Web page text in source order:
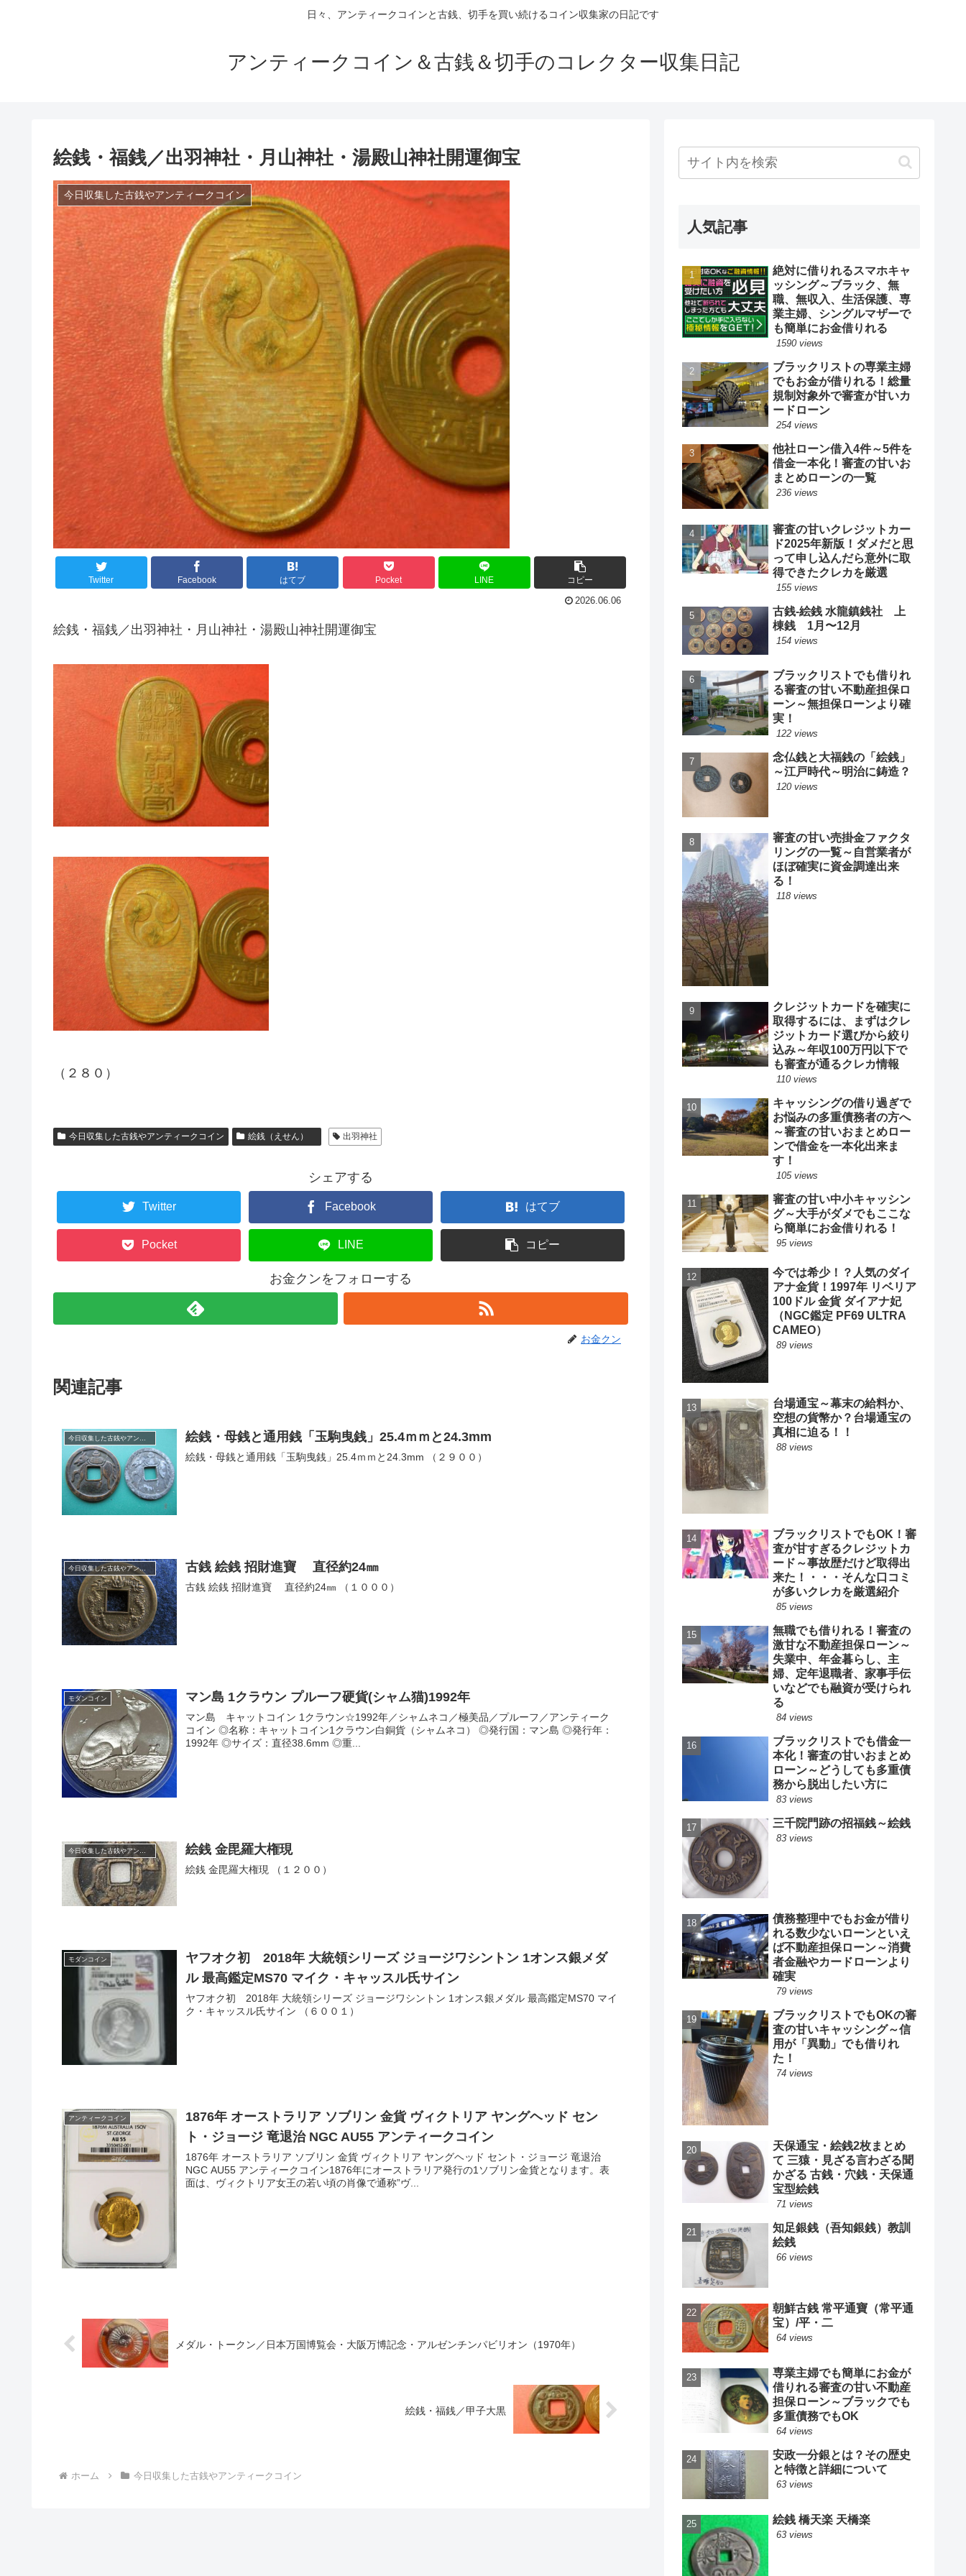
日々、アンティークコインと古銭、切手を買い続けるコイン収集家の日記です
アンティークコイン＆古銭＆切手のコレクター収集日記
絵銭・福銭／出羽神社・月山神社・湯殿山神社開運御宝
今日収集した古銭やアンティークコイン
Twitter Facebook はてブ Pocket LINE コピー
2026.06.06
絵銭・福銭／出羽神社・月山神社・湯殿山神社開運御宝
（２８０）
今日収集した古銭やアンティークコイン 絵銭（えせん） 出羽神社
シェアする
Twitter Facebook はてブ
Pocket LINE コピー
お金クンをフォローする
お金クン
関連記事
絵銭・母銭と通用銭「玉駒曳銭」25.4ｍｍと24.3mm
絵銭・母銭と通用銭「玉駒曳銭」25.4ｍｍと24.3mm （２９００）
今日収集した古銭やアンティークコイン 古銭 絵銭 招財進寶 直径約24㎜
古銭 絵銭 招財進寶 直径約24㎜ （１０００）
モダンコイン マン島 1クラウン プルーフ硬貨(シャム猫)1992年
マン島 キャットコイン 1クラウン☆1992年／シャムネコ／極美品／プルーフ／アンティーク
コイン ◎名称：キャットコイン1クラウン白銅貨（シャムネコ） ◎発行国：マン島 ◎発行年：
1992年 ◎サイズ：直径38.6mm ◎重...
絵銭 金毘羅大権現
絵銭 金毘羅大権現 （１２００）
モダンコイン
ヤフオク初 2018年 大統領シリーズ ジョージワシントン 1オンス銀メダ
ル 最高鑑定MS70 マイク・キャッスル氏サイン
ヤフオク初 2018年 大統領シリーズ ジョージワシントン 1オンス銀メダル 最高鑑定MS70 マイ
ク・キャッスル氏サイン （６００１）
アンティークコイン
1876年 オーストラリア ソブリン 金貨 ヴィクトリア ヤングヘッド セン
ト・ジョージ 竜退治 NGC AU55 アンティークコイン
1876年 オーストラリア ソブリン 金貨 ヴィクトリア ヤングヘッド セント・ジョージ 竜退治
NGC AU55 アンティークコイン1876年にオーストラリア発行の1ソブリン金貨となります。表
面は、ヴィクトリア女王の若い頃の肖像で通称”ヴ...
メダル・トークン／日本万国博覧会・大阪万博記念・アルゼンチンパビリオン（1970年）
絵銭・福銭／甲子大黒
ホーム 今日収集した古銭やアンティークコイン
人気記事
絶対に借りれるスマホキャ
ッシング～ブラック、無
職、無収入、生活保護、専
業主婦、シングルマザーで
も簡単にお金借りれる
1590 views
ブラックリストの専業主婦
でもお金が借りれる！総量
規制対象外で審査が甘いカ
ードローン
254 views
他社ローン借入4件～5件を
借金一本化！審査の甘いお
まとめローンの一覧
236 views
審査の甘いクレジットカー
ド2025年新版！ダメだと思
って申し込んだら意外に取
得できたクレカを厳選
155 views
古銭‐絵銭 水龍鎮銭社 上
棟銭 1月〜12月
154 views
ブラックリストでも借りれ
る審査の甘い不動産担保ロ
ーン～無担保ローンより確
実！
122 views
念仏銭と大福銭の「絵銭」
～江戸時代～明治に鋳造？
120 views
審査の甘い売掛金ファクタ
リングの一覧～自営業者が
ほぼ確実に資金調達出来
る！
118 views
クレジットカードを確実に
取得するには、まずはクレ
ジットカード選びから絞り
込み～年収100万円以下で
も審査が通るクレカ情報
110 views
キャッシングの借り過ぎで
お悩みの多重債務者の方へ
～審査の甘いおまとめロー
ンで借金を一本化出来ま
す！
105 views
審査の甘い中小キャッシン
グ～大手がダメでもここな
ら簡単にお金借りれる！
95 views
今では希少！？人気のダイ
アナ金貨！1997年 リベリア
100ドル 金貨 ダイアナ妃
（NGC鑑定 PF69 ULTRA
CAMEO）
89 views
台場通宝～幕末の給料か、
空想の貨幣か？台場通宝の
真相に迫る！！
88 views
ブラックリストでもOK！審
査が甘すぎるクレジットカ
ード～事故歴だけど取得出
来た！・・・そんな口コミ
が多いクレカを厳選紹介
85 views
無職でも借りれる！審査の
激甘な不動産担保ローン～
失業中、年金暮らし、主
婦、定年退職者、家事手伝
いなどでも融資が受けられ
る
84 views
ブラックリストでも借金一
本化！審査の甘いおまとめ
ローン～どうしても多重債
務から脱出したい方に
83 views
三千院門跡の招福銭～絵銭
83 views
債務整理中でもお金が借り
れる数少ないローンといえ
ば不動産担保ローン～消費
者金融やカードローンより
確実
79 views
ブラックリストでもOKの審
査の甘いキャッシング～信
用が「異動」でも借りれ
た！
74 views
天保通宝・絵銭2枚まとめ
て 三猿・見ざる言わざる聞
かざる 古銭・穴銭・天保通
宝型絵銭
71 views
知足銀銭（吾知銀銭）教訓
絵銭
66 views
朝鮮古銭 常平通寶（常平通
宝）/平・二
64 views
専業主婦でも簡単にお金が
借りれる審査の甘い不動産
担保ローン～ブラックでも
多重債務でもOK
64 views
安政一分銀とは？その歴史
と特徴と詳細について
63 views
絵銭 橋天楽 天橋楽
63 views